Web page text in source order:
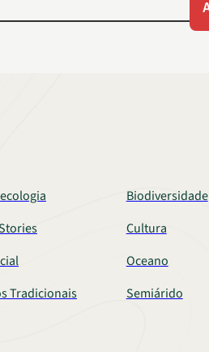
Biodiversidade
Cultura
Oceano
Tradicionais Semiárido